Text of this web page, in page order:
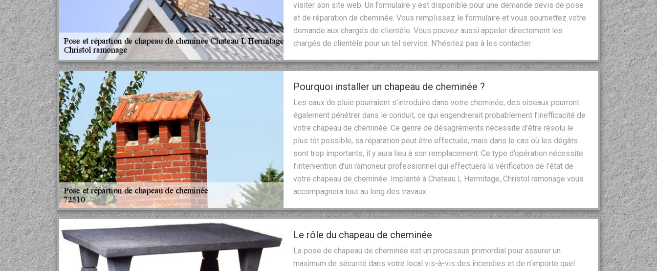
visiter son site web. Un formulaire y est disponible pour une demande devis de pose
et de réparation de cheminée. Vous remplissez le formulaire et vous soumettez votre
demande aux chargés de clientèle. Vous pouvez aussi appeler directement les
chargés de clientèle pour un tel service. N’hésitez pas à les contacter.
Pourquoi installer un chapeau de cheminée ?
Les eaux de pluie pourraient s’introduire dans votre cheminée, des oiseaux pourront
également pénétrer dans le conduit, ce qui engendrerait probablement l’inefficacité de
votre chapeau de cheminée. Ce genre de désagréments nécessite d’être résolu le
plus tôt possible, sa réparation peut être effectuée, mais dans le cas où les dégâts
sont trop importants, il y aura lieu à son remplacement. Ce type d’opération nécessite
l’intervention d’un ramoneur professionnel qui effectuera la vérification de l’état de
votre chapeau de cheminée. Implanté à Chateau L Hermitage, Christol ramonage vous
accompagnera tout au long des travaux.
Le rôle du chapeau de cheminée
La pose de chapeau de cheminée est un processus primordial pour assurer un
maximum de sécurité dans votre local vis-à-vis des incendies et de n’importe quel